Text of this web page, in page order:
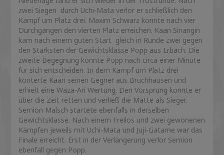
zwei Siegen durch Uchi-Mata verlor er schließlich den
Kampf um Platz drei. Maxim Schwarz konnte nach vier
Durchgängen den vierten Platz erreichen. Kaan Sinangin
kam nach einem guten Start gleich in Runde zwei gegen
den Stärksten der Gewichtsklasse Popp aus Erbach. Die
zweite Begegnung konnte Popp nach circa einer Minute
für sich entscheiden. In dem Kampf um Platz drei
konterte Kaan seinen Gegner aus Bruchhausen und
erhielt eine Waza-Ari Wertung. Den Vorsprung konnte er
über die Zeit retten und verließ die Matte als Sieger.
Semion Malsch startete ebenfalls in derselben
Gewichtsklasse. Nach einem Freilos und zwei gewonenen
Kämpfen jeweils mit Uchi-Mata und Juji-Gatame war das
Finale erreicht. Erst in der Verlängerung verlor Semion
ebenfall gegen Popp.